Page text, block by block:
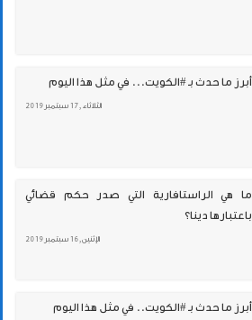
أبرز ما حدث بـ #الكويت... في مثل هذا اليوم
الثلاثاء , 17 سبتمبر 2019
ما هي الراستافارية التي صدر حكم قضائي
باعتبارها دينا؟
الإثنين , 16 سبتمبر 2019
أبرز ما حدث بـ #الكويت.. في مثل هذا اليوم